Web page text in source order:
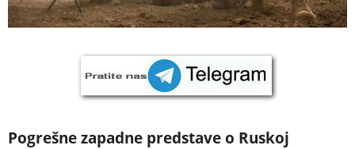
Pogrešne zapadne predstave o Ruskoj